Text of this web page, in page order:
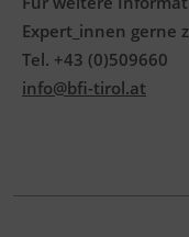
Expert_innen gerne
Tel. +43 (0)509660
info@bfi-tirol.at